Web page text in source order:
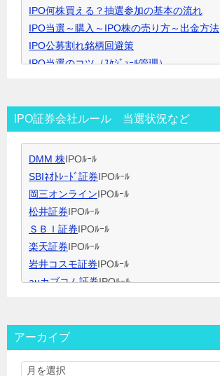
で
開
き
ま
IPO何株買える？抽選参加の基本の流れ
IPO当選～購入～IPO株の売り方～出金方法
IPO公募割れ銘柄回避策
IPO当選のコツ（ｽｹｼﾞｭｰﾙ管理）
IPO当選のコツ（無理なく継続）
IPO閑散期、空白期間の過ごし方
IPO証券会社ルール 当選状況など
DMM 株IPOﾙｰﾙ
SBIﾈｵﾄﾚｰﾄﾞ証券IPOﾙｰﾙ
岡三オンラインIPOﾙｰﾙ
松井証券IPOﾙｰﾙ
ＳＢＩ証券IPOﾙｰﾙ
楽天証券IPOﾙｰﾙ
岩井コスモ証券IPOﾙｰﾙ
auカブコム証券IPOﾙｰﾙ
三菱ＵＦＪ証券
みずほ証券IPOﾙｰﾙ
ＳＭＢＣ日興証券
アーカイブ